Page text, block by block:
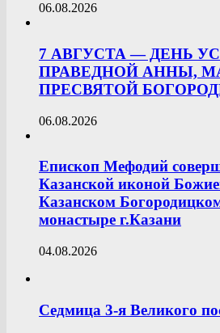
06.08.2026
7 АВГУСТА — ДЕНЬ
ПРАВЕДНОЙ АННЫ,
ПРЕСВЯТОЙ
06.08.2026
Епископ Мефодий
Казанской иконой
Казанском
монастыре г.Казани
04.08.2026
Седмица 3-я Великого